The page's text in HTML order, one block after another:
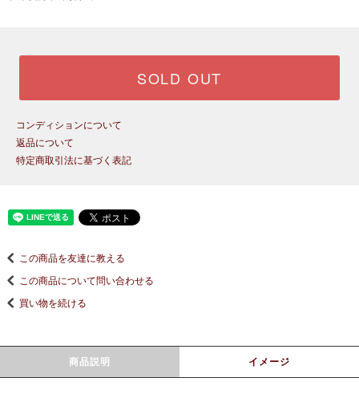
SOLD OUT
コンディションについて
返品について
特定商取引法に基づく表記
この商品を友達に教える
この商品について問い合わせる
買い物を続ける
商品説明 イメージ